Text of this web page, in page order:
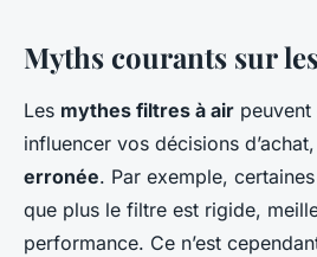
Myths courants sur
Les mythes filtres à air
influencer vos décisions
erronée. Par exemple,
que plus le filtre est rigide,
performance. Ce n’est